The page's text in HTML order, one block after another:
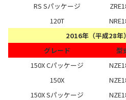
RS Sパッケージ
120T
2016年（平成28年
グレード
型
150X Cパッケージ
150X
150X Sパッケージ